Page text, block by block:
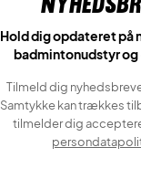
Hold dig opdateret på
badmintonudstyr
Tilmeld dig
Samtykke kan trækkes
tilmelder dig